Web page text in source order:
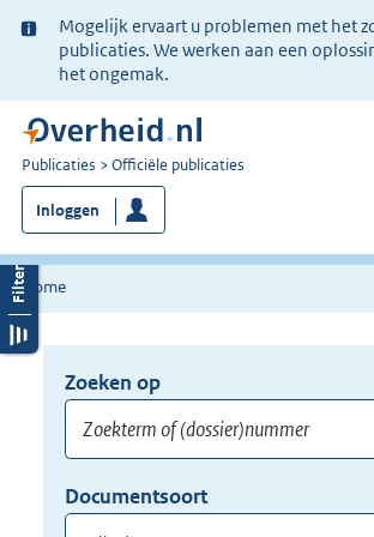
Ter
informatie:
Mogelijk ervaart u problemen met het
publicaties. We werken aan een
het ongemak.
U
bent
nu
hier:
Publicaties Officiële publicaties
Inloggen
Home
Opnieuw
zoeken:
Zoeken op
of
hier
Documentsoort